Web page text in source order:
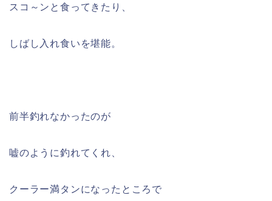
スコ～ンと食ってきたり、
しばし入れ食いを堪能。
前半釣れなかったのが
嘘のように釣れてくれ、
クーラー満タンになったところで